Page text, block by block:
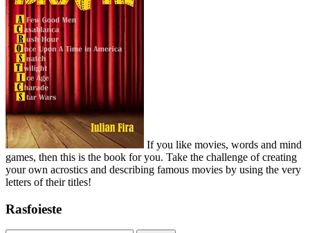
If you like movies, words and mind
games, then this is the book for you. Take the challenge of creating
your own acrostics and describing famous movies by using the very
letters of their titles!
Rasfoieste